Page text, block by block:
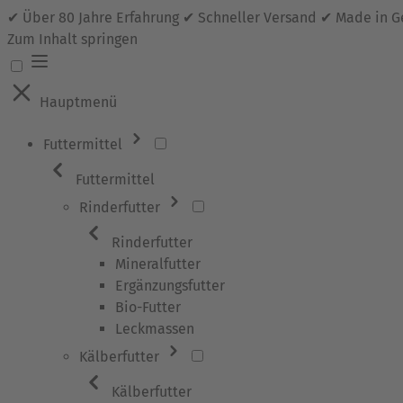
✔ Über 80 Jahre Erfahrung ✔ Schneller Versand ✔ Made in
Zum Inhalt springen
Hauptmenü
Futtermittel
Futtermittel
Rinderfutter
Rinderfutter
Mineralfutter
Ergänzungsfutter
Bio-Futter
Leckmassen
Kälberfutter
Kälberfutter